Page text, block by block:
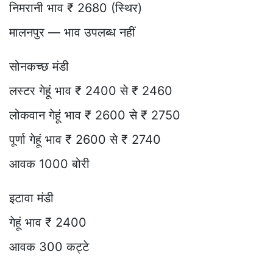
निमरानी भाव ₹ 2680 (स्थिर)
मालनपुर — भाव उपलब्ध नहीं
सोनकच्छ मंडी
लस्टर गेहूं भाव ₹ 2400 से ₹ 2460
लोकवान गेहूं भाव ₹ 2600 से ₹ 2750
पूर्णा गेहूं भाव ₹ 2600 से ₹ 2740
आवक 1000 बोरी
इटावा मंडी
गेहूं भाव ₹ 2400
आवक 300 कट्टे